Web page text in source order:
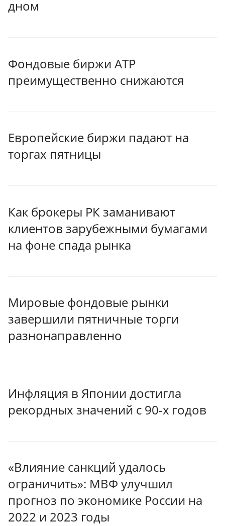
дном
Фондовые биржи АТР
преимущественно снижаются
Европейские биржи падают на
торгах пятницы
Как брокеры РК заманивают
клиентов зарубежными бумагами
на фоне спада рынка
Мировые фондовые рынки
завершили пятничные торги
разнонаправленно
Инфляция в Японии достигла
рекордных значений с 90-х годов
«Влияние санкций удалось
ограничить»: МВФ улучшил
прогноз по экономике России на
2022 и 2023 годы